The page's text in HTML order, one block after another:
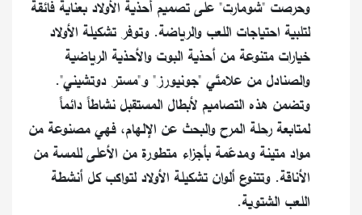
وحرصت "شومارت" على تصميم أحذية الأولاد بعناية فائقة
لتلبية احتياجات اللعب والرياضة. وتوفر تشكيلة الأولاد
خيارات متنوعة من أحذية البوت والأحذية الرياضية
والصنادل من علامتَي "جونيورز" و"مستر دوتشيني".
وتضمن هذه التصاميم لأبطال المستقبل نشاطاً دائماً
لمتابعة رحلة المرح والبحث عن الإلهام، فهي مصنوعة من
مواد متينة ومدعّمة بأجزاء متطورة من الأعلى للمسة من
الأناقة. وتتنوع ألوان تشكيلة الأولاد لتواكب كل أنشطة
اللعب الشتوية.